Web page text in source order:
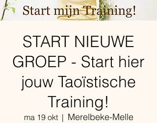
START NIEUWE
GROEP - Start hier
jouw Taoïstische
Training!
ma 19 okt
  |
Merelbeke-Melle